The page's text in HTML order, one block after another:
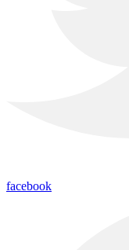
facebook